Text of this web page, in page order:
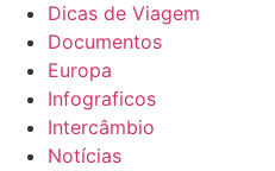
Dicas de Viagem
Documentos
Europa
Infograficos
Intercâmbio
Notícias